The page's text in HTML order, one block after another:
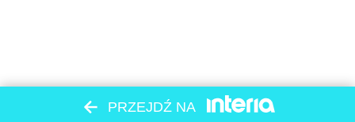
PRZEJDŹ NA